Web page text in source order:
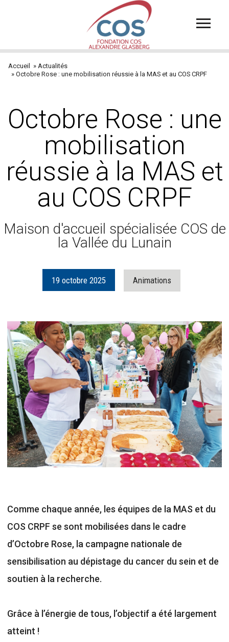
principal
Fil
Accueil
Actualités
Octobre Rose : une mobilisation réussie à la MAS et au COS CRPF
Octobre Rose : une
mobilisation
réussie à la MAS et
au COS CRPF
Maison d'accueil spécialisée COS de
la Vallée du Lunain
19 octobre 2025 Animations
Comme chaque année, les équipes de la MAS et du
COS CRPF se sont mobilisées dans le cadre
d’Octobre Rose, la campagne nationale de
sensibilisation au dépistage du cancer du sein et de
soutien à la recherche.
Grâce à l’énergie de tous, l’objectif a été largement
atteint !